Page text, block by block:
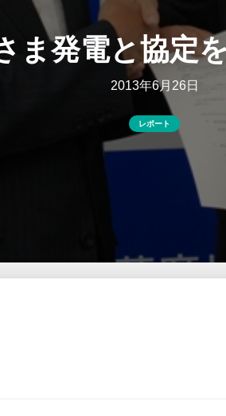
ま発電と協定
2013年6月26日
レポート